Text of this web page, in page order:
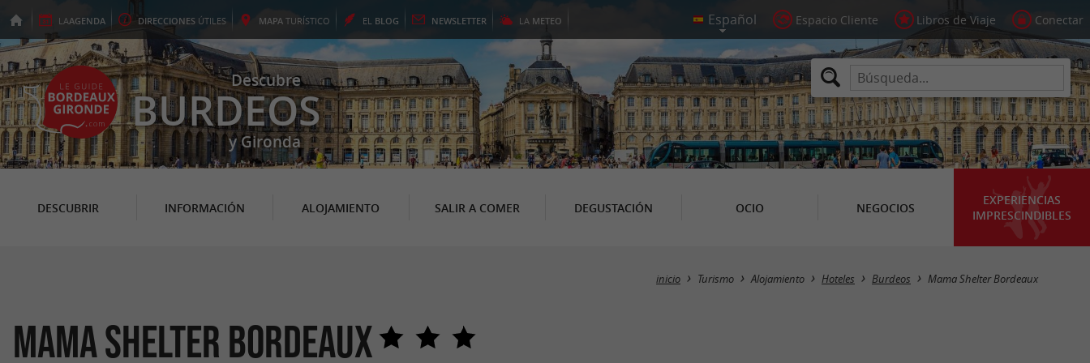
LAAGENDA DIRECCIONES ÚTILES MAPA TURÍSTICO EL BLOG NEWSLETTER LA METEO Espacio Cliente Libros de Viaje Conectar
Descubre
BURDEOS
y Gironda
DESCUBRIR INFORMACIÓN ALOJAMIENTO SALIR A COMER DEGUSTACIÓN OCIO NEGOCIOS
EXPERIENCIAS
IMPRESCINDIBLES
inicio Turismo Alojamiento Hoteles Burdeos Mama Shelter Bordeaux
Mama Shelter Bordeaux